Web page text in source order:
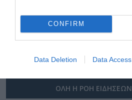
CONFIRM
Data Deletion Data Access
χώρο της άμυνας
Η πιο ταξιδιάρικη
βαλίτσα του φετινού
υπογραφή της Xiaomi
31.07.2026
ΟΛΗ Η ΡΟΗ ΕΙΔΗΣΕΩΝ